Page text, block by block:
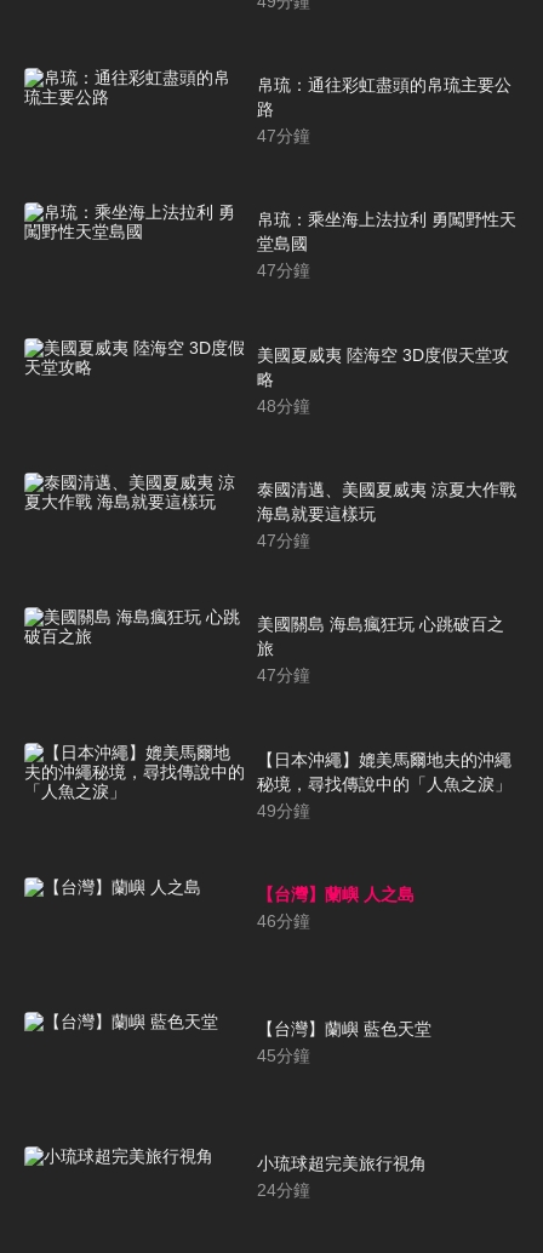
帛琉：通往彩虹盡頭的帛琉主要公
路
47分鐘
帛琉：乘坐海上法拉利 勇闖野性天
堂島國
47分鐘
美國夏威夷 陸海空 3D度假天堂攻
略
48分鐘
泰國清邁、美國夏威夷 涼夏大作戰
海島就要這樣玩
47分鐘
美國關島 海島瘋狂玩 心跳破百之
旅
47分鐘
【日本沖繩】媲美馬爾地夫的沖繩
秘境，尋找傳說中的「人魚之淚」
49分鐘
【台灣】蘭嶼 人之島
46分鐘
【台灣】蘭嶼 藍色天堂
45分鐘
小琉球超完美旅行視角
24分鐘